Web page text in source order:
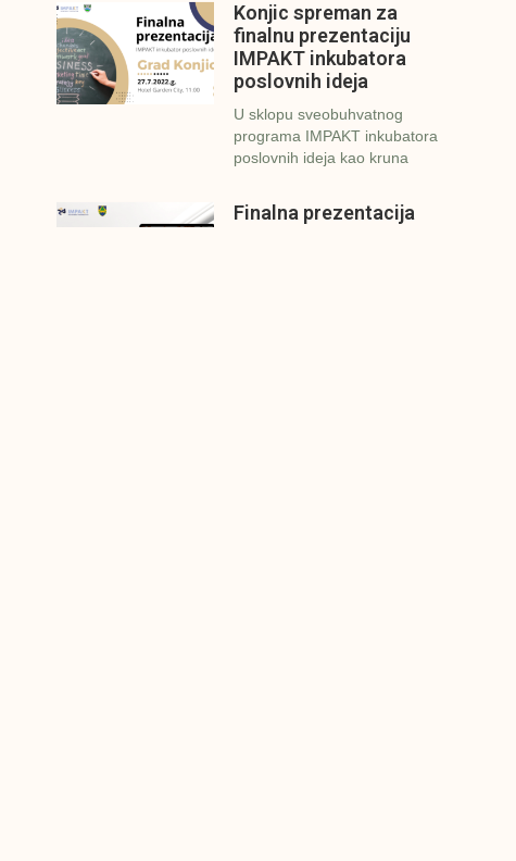
Konjic spreman za
finalnu prezentaciju
IMPAKT inkubatora
poslovnih ideja
U sklopu sveobuhvatnog
programa IMPAKT inkubatora
poslovnih ideja kao kruna
Finalna prezentacija